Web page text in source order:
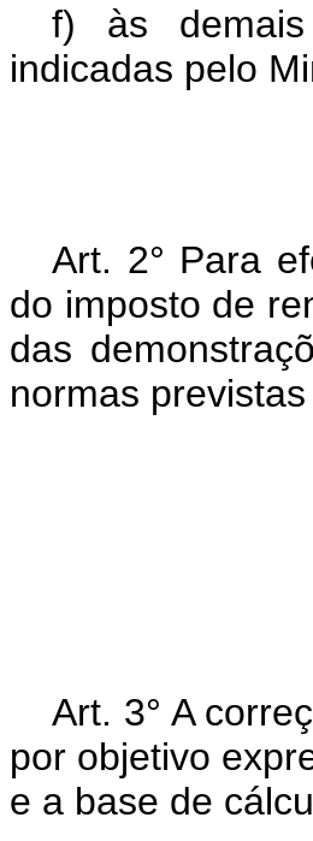
f) às demais
indicadas pelo
Art. 2° Para
do imposto de
das
normas
Art. 3° A
por objetivo
e a base de